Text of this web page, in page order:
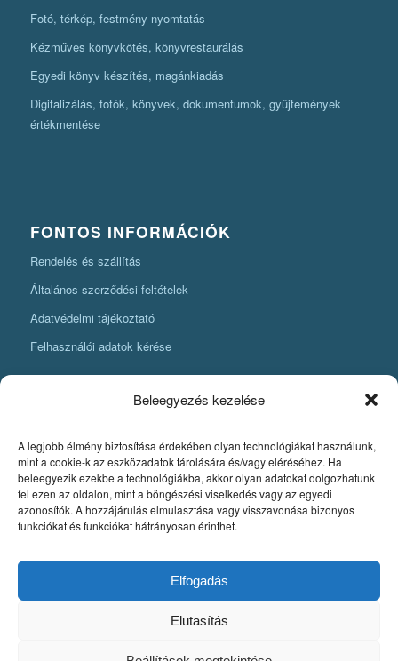
Beleegyezés kezelése
A legjobb élmény biztosítása érdekében olyan technológiákat használunk,
mint a cookie-k az eszközadatok tárolására és/vagy eléréséhez. Ha
beleegyezik ezekbe a technológiákba, akkor olyan adatokat dolgozhatunk
fel ezen az oldalon, mint a böngészési viselkedés vagy az egyedi
azonosítók. A hozzájárulás elmulasztása vagy visszavonása bizonyos
funkciókat és funkciókat hátrányosan érinthet.
Elfogadás
Elutasítás
Fotó, térkép, festmény nyomtatás
Kézműves könyvkötés, könyvrestaurálás
Egyedi könyv készítés, magánkiadás
Digitalizálás, fotók, könyvek, dokumentumok, gyűjtemények
értékmentése
FONTOS INFORMÁCIÓK
Rendelés és szállítás
Általános szerződési feltételek
Adatvédelmi tájékoztató
Felhasználói adatok kérése
KÖNYVKÉSZÍTÉSI INFORMÁCIÓK
Amit mindenképpen tudnia kell, ha könyvet szeretne készíteni
Fontos szabályok a könyv nyomdai pdfjének elkészítéséhez